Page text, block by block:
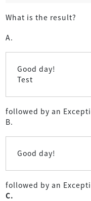
What is the result?
A.
Good day!
Test
followed by an
B.
Good day!
followed by an
C.